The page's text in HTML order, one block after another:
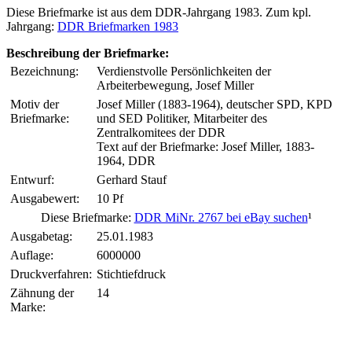
Diese Briefmarke ist aus dem DDR-Jahrgang 1983. Zum kpl.
Jahrgang: DDR Briefmarken 1983
Beschreibung der Briefmarke:
Bezeichnung:
Verdienstvolle Persönlichkeiten der
Arbeiterbewegung, Josef Miller
Motiv der
Briefmarke:
Josef Miller (1883-1964), deutscher SPD, KPD
und SED Politiker, Mitarbeiter des
Zentralkomitees der DDR
Text auf der Briefmarke: Josef Miller, 1883-
1964, DDR
Entwurf:
Gerhard Stauf
Ausgabewert:
10 Pf
Diese Briefmarke: DDR MiNr. 2767 bei eBay suchen¹
Ausgabetag:
25.01.1983
Auflage:
6000000
Druckverfahren: Stichtiefdruck
Zähnung der
Marke:
14